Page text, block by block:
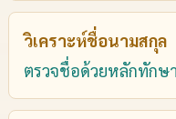
วิเคราะห์ชื่อนามสกุล
ตรวจชื่อด้วยหลักทักษ